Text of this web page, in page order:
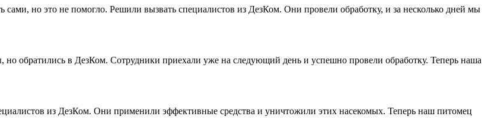
но это не помогло. Решили вызвать специалистов из ДезКом. Они провели обработку, и за несколько дней мы
обратились в ДезКом. Сотрудники приехали уже на следующий день и успешно провели обработку. Теперь наша
из ДезКом. Они применили эффективные средства и уничтожили этих насекомых. Теперь наш питомец